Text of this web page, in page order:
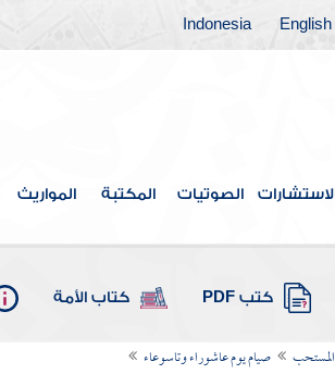
English
Indonesia
الصوتيات المكتبة المواريث
كتب PDF كتاب الأمة
صيام يوم عاشوراء وتاسوعاء